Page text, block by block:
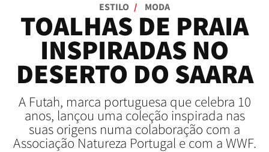
ESTILO / MODA
TOALHAS DE PRAIA
INSPIRADAS NO
DESERTO DO SAARA
A Futah, marca portuguesa que celebra 10
anos, lançou uma coleção inspirada nas
suas origens numa colaboração com a
Associação Natureza Portugal e com a WWF.